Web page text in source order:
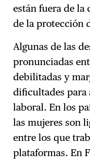
están fuera de
de la protección
Algunas de las
pronunciadas
debilitadas y
dificultades para
laboral. En los
las mujeres son
entre los que
plataformas. En